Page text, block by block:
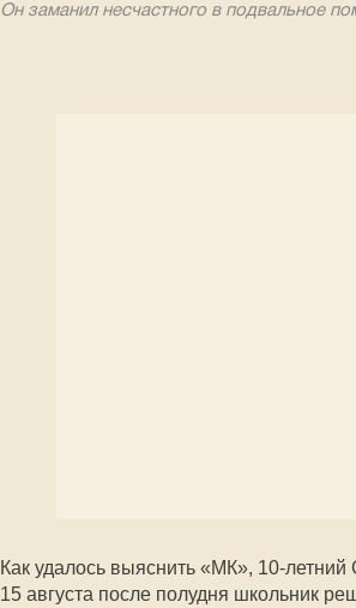
Он заманил несчастного в подвальное
Как удалось выяснить «МК», 10-
15 августа после полудня школьник